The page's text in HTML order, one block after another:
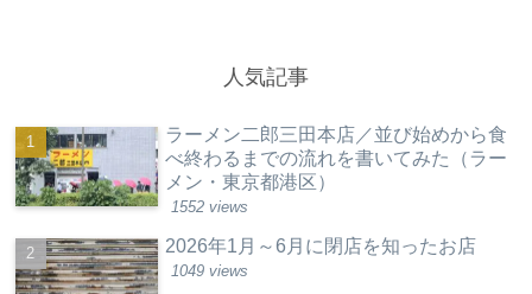
人気記事
ラーメン二郎三田本店／並び始めから食
べ終わるまでの流れを書いてみた（ラー
メン・東京都港区）
1552 views
2026年1月～6月に閉店を知ったお店
1049 views